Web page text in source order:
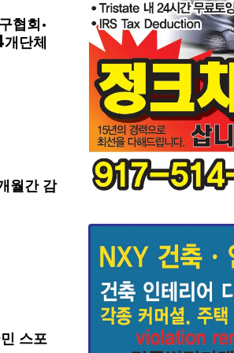
협회·
단체
월간 감
스포